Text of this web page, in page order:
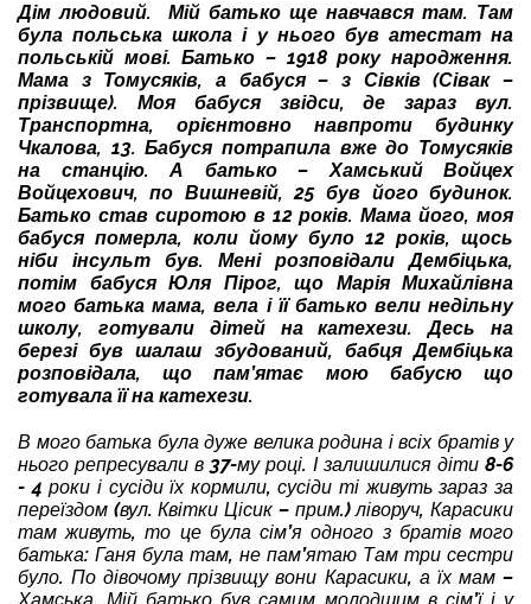
Дім людовий. Мій батько ще навчався там. Там
була польська школа і у нього був атестат на
польській мові. Батько – 1918 року народження.
Мама з Томусяків, а бабуся – з Сівків (Сівак –
прізвище). Моя бабуся звідси, де зараз вул.
Транспортна, орієнтовно навпроти будинку
Чкалова, 13. Бабуся потрапила вже до Томусяків
на станцію. А батько – Хамський Войцех
Войцехович, по Вишневій, 25 був його будинок.
Батько став сиротою в 12 років. Мама його, моя
бабуся померла, коли йому було 12 років, щось
ніби інсульт був. Мені розповідали Дембіцька,
потім бабуся Юля Пірог, що Марія Михайлівна
мого батька мама, вела і її батько вели недільну
школу, готували дітей на катехези. Десь на
березі був шалаш збудований, бабця Дембіцька
розповідала, що пам’ятає мою бабусю що
готувала її на катехези.
В мого батька була дуже велика родина і всіх братів у
нього репресували в 37-му році. І залишилися діти 8-6
- 4 роки і сусіди їх кормили, сусіди ті живуть зараз за
переїздом (вул. Квітки Цісик – прим.) ліворуч, Карасики
там живуть, то це була сім’я одного з братів мого
батька: Ганя була там, не пам’ятаю Там три сестри
було. По дівочому прізвищу вони Карасики, а їх мам –